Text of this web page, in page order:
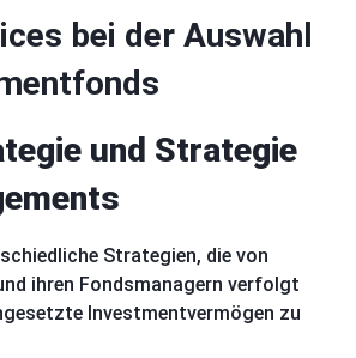
bei der Auswahl
und Strategie
Strategien, die von
ihren Fondsmanagern verfolgt
Investmentvermögen zu